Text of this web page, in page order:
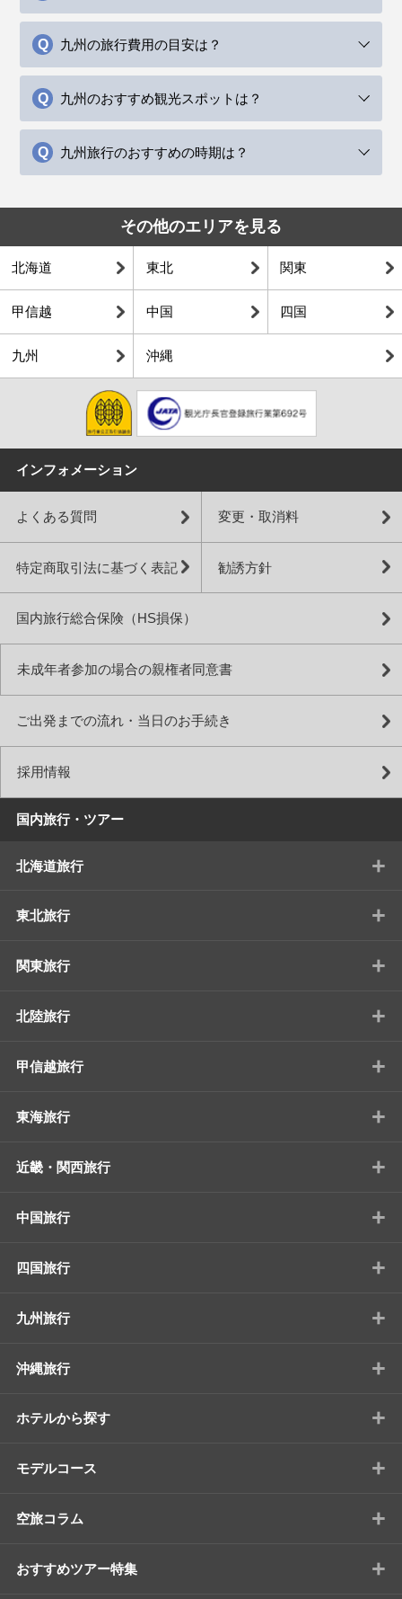
九州の旅行費用の目安は？
九州のおすすめ観光スポットは？
九州旅行のおすすめの時期は？
その他のエリアを見る
北海道 東北 関東
甲信越 中国 四国
九州 沖縄
インフォメーション
よくある質問 変更・取消料
特定商取引法に基づく表記 勧誘方針
国内旅行総合保険（HS損保）
未成年者参加の場合の親権者同意書
ご出発までの流れ・当日のお手続き
採用情報
国内旅行・ツアー
北海道旅行 +
東北旅行 +
関東旅行 +
北陸旅行 +
甲信越旅行 +
東海旅行 +
近畿・関西旅行 +
中国旅行 +
四国旅行 +
九州旅行 +
沖縄旅行 +
ホテルから探す +
モデルコース +
空旅コラム +
おすすめツアー特集 +